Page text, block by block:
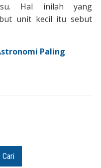
Cari
Hal inilah yang
unit kecil itu sebut
Paling